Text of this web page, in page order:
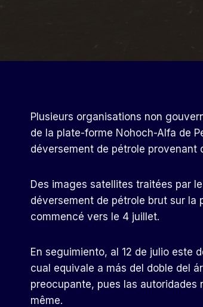
Plusieurs organisations non
de la plate-forme Nohoch-Alfa de
déversement de pétrole provenant
Des images satellites traitées par
déversement de pétrole brut sur la
commencé vers le 4 juillet.
En seguimiento, al 12 de julio este
cual equivale a más del doble del
preocupante, pues las
même.